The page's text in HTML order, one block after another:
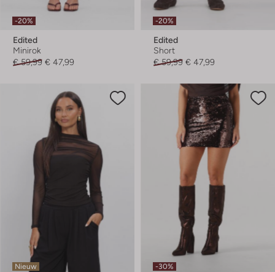
-20%
Edited
Minirok
€ 59,99 € 47,99
-20%
Edited
Short
€ 59,99 € 47,99
Nieuw -30%